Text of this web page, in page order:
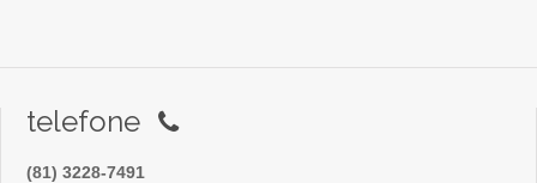
telefone
(81) 3228-7491